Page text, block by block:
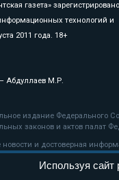
газета»
технологий и
2011 года. 18+
Абдуллаев М.Р.
издание Федерального
законов и актов палат
и достоверная
обязательна.
технологии
Используя сайт